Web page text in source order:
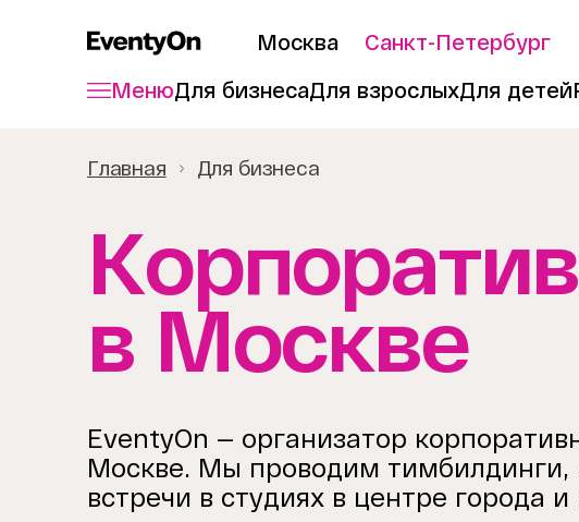
Москва Санкт-Петербург
МенюДля бизнесаДля взрослыхДля детей
Главная Для бизнеса
в Москве
EventyOn — организатор
Москве. Мы проводим тимбилдинги,
встречи в студиях в центре города